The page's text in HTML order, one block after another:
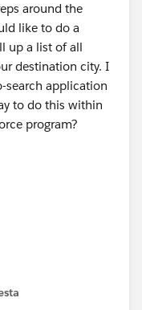
around the
like to do a
up a list of all
destination city. I
search application
to do this within
program?